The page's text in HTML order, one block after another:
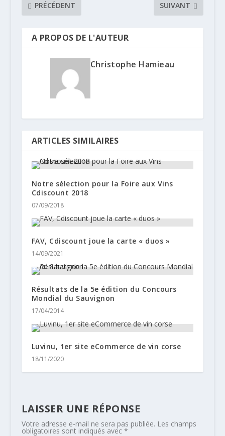
PRÉCÉDENT SUIVANT
A PROPOS DE L'AUTEUR
Christophe Hamieau
ARTICLES SIMILAIRES
Notre sélection pour la Foire aux Vins
Cdiscount 2018
07/09/2018
FAV, Cdiscount joue la carte « duos »
14/09/2021
Résultats de la 5e édition du Concours
Mondial du Sauvignon
17/04/2014
Luvinu, 1er site eCommerce de vin corse
18/11/2020
LAISSER UNE RÉPONSE
Votre adresse e-mail ne sera pas publiée. Les champs
obligatoires sont indiqués avec *